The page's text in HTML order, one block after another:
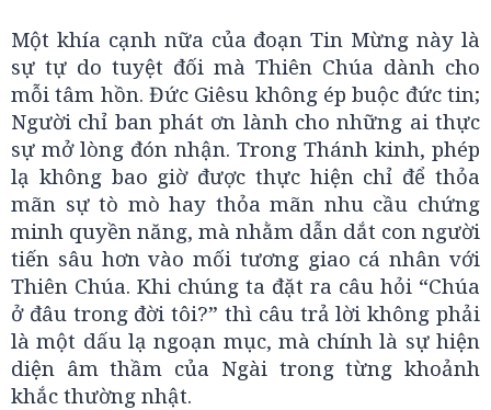
Một khía cạnh nữa của đoạn Tin Mừng này là
sự tự do tuyệt đối mà Thiên Chúa dành cho
mỗi tâm hồn. Đức Giêsu không ép buộc đức tin;
Người chỉ ban phát ơn lành cho những ai thực
sự mở lòng đón nhận. Trong Thánh kinh, phép
lạ không bao giờ được thực hiện chỉ để thỏa
mãn sự tò mò hay thỏa mãn nhu cầu chứng
minh quyền năng, mà nhằm dẫn dắt con người
tiến sâu hơn vào mối tương giao cá nhân với
Thiên Chúa. Khi chúng ta đặt ra câu hỏi “Chúa
ở đâu trong đời tôi?” thì câu trả lời không phải
là một dấu lạ ngoạn mục, mà chính là sự hiện
diện âm thầm của Ngài trong từng khoảnh
khắc thường nhật.